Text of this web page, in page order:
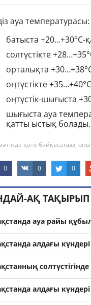
ауа температурасы:
батыста +20…+30°С-
солтүстікте
орталықта
оңтүстікте
оңтүстік-шығыста
шығыста ауа
қатты ыстық болады.
қате байқасаңыз,
0 0 0
АҚ
ауа райы
алдағы
алдағы